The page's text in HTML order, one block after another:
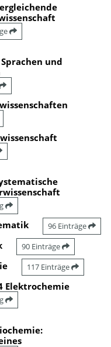
und
96 Einträge
90 Einträge
117 Einträge
Elektrochemie